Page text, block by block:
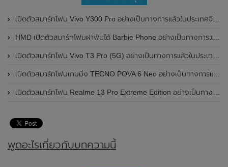
เปิดตัวสมาร์ทโฟน Vivo Y300 Pro อย่างเป็นทางการแล้วในประเทศจีน มาพร้อมดีไซน์พรีเมี่ยม ทนทาน และแบตเตอรี่สุดอึดขนาดใหญ่ 6,500mAh พร้อมรองรับการชาร์จไว 80W
HMD เปิดตัวสมาร์ทโฟนฝาพับได้ Barbie Phone อย่างเป็นทางการแล้ว มาพร้อมธีมสีชมพูสดใส
เปิดตัวสมาร์ทโฟน Vivo T3 Pro (5G) อย่างเป็นทางการแล้วในประเทศอินเดีย
เปิดตัวสมาร์ทโฟนเกมมิ่ง TECNO POVA 6 Neo อย่างเป็นทางการแล้วในประเทศไทย ในราคา 8,499 บาท
เปิดตัวสมาร์ทโฟน Realme 13 Pro Extreme Edition อย่างเป็นทางการแล้วในประเทศจีน
พูดอะไรเกี่ยวกับบทความนี้